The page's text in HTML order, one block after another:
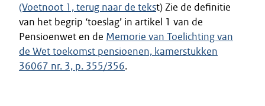
(Voetnoot 1, terug naar de tekst) Zie de definitie
van het begrip ‘toeslag’ in artikel 1 van de
Pensioenwet en de Memorie van Toelichting van
de Wet toekomst pensioenen, kamerstukken
36067 nr. 3, p. 355/356.